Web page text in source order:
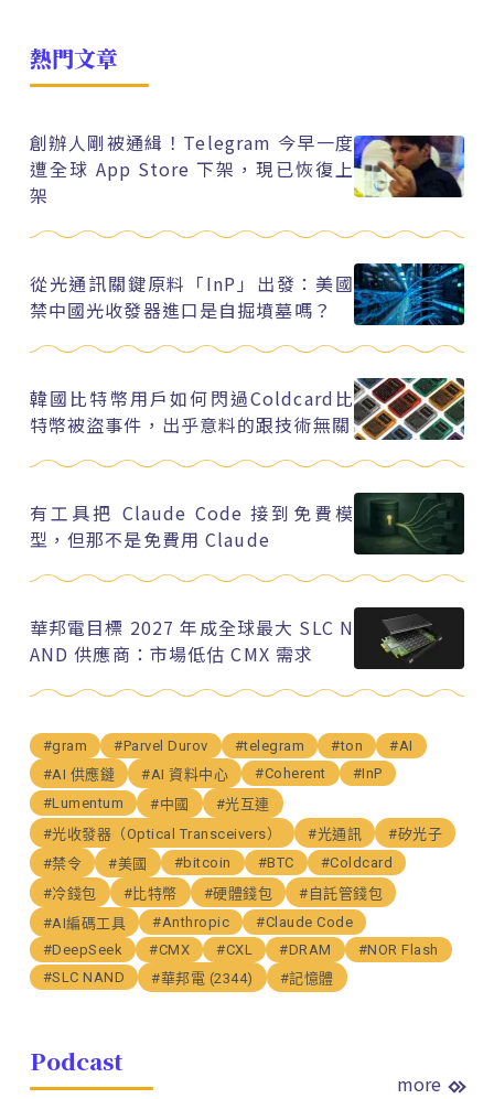
熱門文章
創辦人剛被通緝！Telegram 今早一度
遭全球 App Store 下架，現已恢復上
架
從光通訊關鍵原料「InP」出發：美國
禁中國光收發器進口是自掘墳墓嗎？
韓國比特幣用戶如何閃過Coldcard比
特幣被盜事件，出乎意料的跟技術無關
有工具把 Claude Code 接到免費模
型，但那不是免費用 Claude
華邦電目標 2027 年成全球最大 SLC N
AND 供應商：市場低估 CMX 需求
#gram #Parvel Durov #telegram #ton
#AI
#AI 供應鏈
#AI 資料中心 #Coherent
#InP
#Lumentum
#中國
#光互連
#光收發器（Optical Transceivers）
#光通訊
#矽光子
#禁令
#美國 #bitcoin #BTC
#Coldcard
#冷錢包
#比特幣 #硬體錢包
#自託管錢包
#AI編碼工具
#Anthropic
#Claude Code
#DeepSeek
#CMX #CXL #DRAM
#NOR Flash
#SLC NAND
#華邦電 (2344) #記憶體
Podcast
more